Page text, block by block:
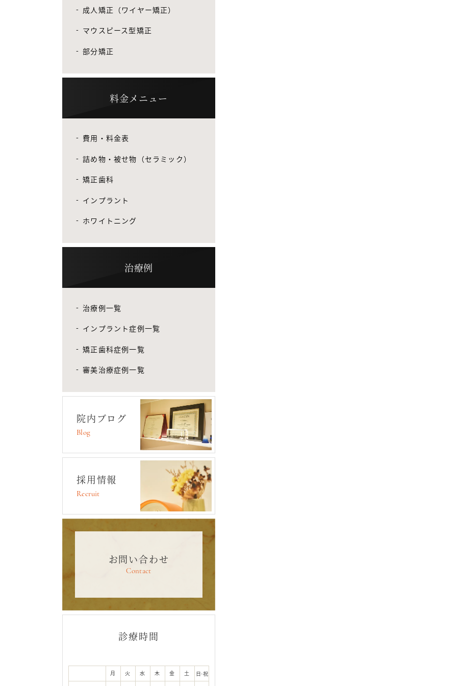
成人矯正（ワイヤー矯正）
マウスピース型矯正
部分矯正
料金メニュー
費用・料金表
詰め物・被せ物（セラミック）
矯正歯科
インプラント
ホワイトニング
治療例
治療例一覧
インプラント症例一覧
矯正歯科症例一覧
審美治療症例一覧
院内ブログ
Blog
採用情報
Recruit
お問い合わせ
Contact
診療時間
月 火 水 木 金 土
日·祝